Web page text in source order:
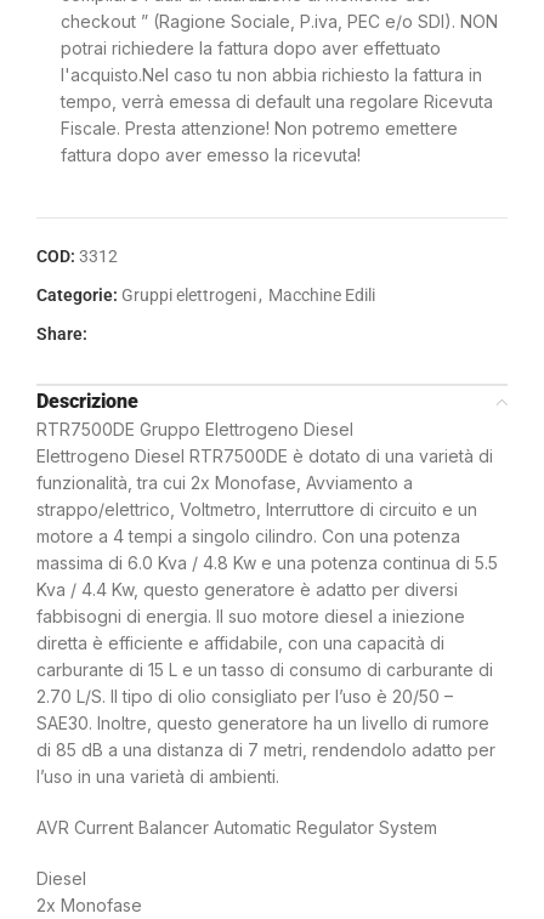
checkout ” (Ragione Sociale, P.iva, PEC e/o SDI). NON
potrai richiedere la fattura dopo aver effettuato
l'acquisto.Nel caso tu non abbia richiesto la fattura in
tempo, verrà emessa di default una regolare Ricevuta
Fiscale. Presta attenzione! Non potremo emettere
fattura dopo aver emesso la ricevuta!
COD: 3312
Categorie: Gruppi elettrogeni, Macchine Edili
Share:
Descrizione
RTR7500DE Gruppo Elettrogeno Diesel
Elettrogeno Diesel RTR7500DE è dotato di una varietà di
funzionalità, tra cui 2x Monofase, Avviamento a
strappo/elettrico, Voltmetro, Interruttore di circuito e un
motore a 4 tempi a singolo cilindro. Con una potenza
massima di 6.0 Kva / 4.8 Kw e una potenza continua di 5.5
Kva / 4.4 Kw, questo generatore è adatto per diversi
fabbisogni di energia. Il suo motore diesel a iniezione
diretta è efficiente e affidabile, con una capacità di
carburante di 15 L e un tasso di consumo di carburante di
2.70 L/S. Il tipo di olio consigliato per l’uso è 20/50 –
SAE30. Inoltre, questo generatore ha un livello di rumore
di 85 dB a una distanza di 7 metri, rendendolo adatto per
l’uso in una varietà di ambienti.
AVR Current Balancer Automatic Regulator System
Diesel
2x Monofase